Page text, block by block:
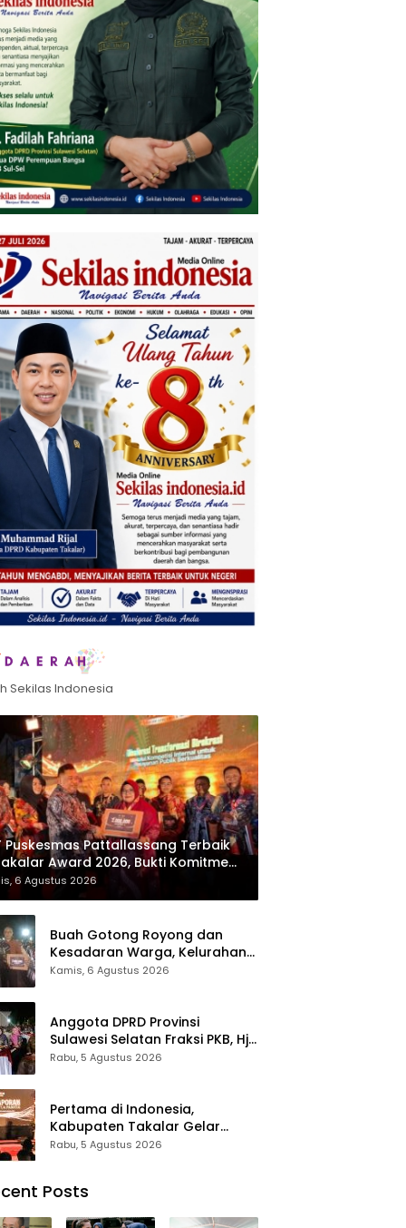
Sekilas Indonesia
Puskesmas Pattallassang Terbaik
Award 2026, Bukti Komitmen
Pelayanan Kesehatan
6 Agustus 2026
Buah Gotong Royong dan
Kesadaran Warga, Kelurahan
Patte’ne Menjadi Bintang
Kamis, 6 Agustus 2026
Anggota DPRD Provinsi
Sulawesi Selatan Fraksi PKB, Hj.
Fadilah Fahriana Hadiri Dan
Pengabdian Melalui Malam
Apresiasi dan Inovasi Award
2026
Rabu, 5 Agustus 2026
Pertama di Indonesia,
Kabupaten Takalar Gelar
Malam Apresiasi dan Inovasi
Publik Berprestasi
Rabu, 5 Agustus 2026
Posts